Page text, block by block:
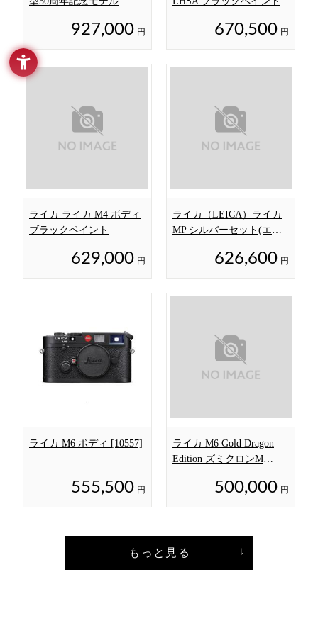
927,000 円 670,500 円
ライカ ライカ M4 ボディ
ブラックペイント
629,000 円
ライカ（LEICA）ライカ
MP シルバーセット(エル
626,600 円
ライカ M6 ボディ [10557]
555,500 円
ライカ M6 Gold Dragon
Edition ズミクロンM
500,000 円
もっと見る